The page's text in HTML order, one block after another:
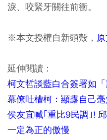
淚、咬緊牙關往前衝。
※本文授權自新頭殼，
延伸閱讀：
柯文哲談藍白合簽署如
幕僚吐槽柯：顯露自己
侯友宜喊｢重比9民調｣!
一定為正的傲慢